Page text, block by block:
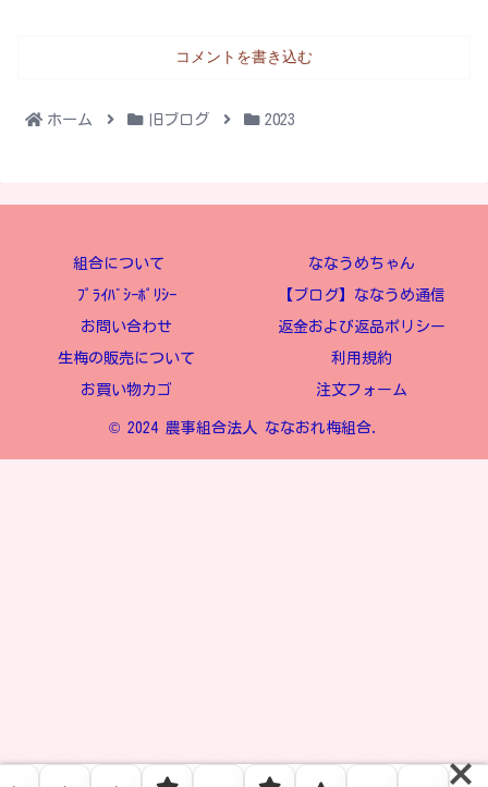
コメントを書き込む
ホーム 旧ブログ 2023
組合について ななうめちゃん
ﾌﾟﾗｲﾊﾞｼｰﾎﾟﾘｼｰ 【ブログ】ななうめ通信
お問い合わせ 返金および返品ポリシー
生梅の販売について 利用規約
お買い物カゴ 注文フォーム
© 2024 農事組合法人 ななおれ梅組合.